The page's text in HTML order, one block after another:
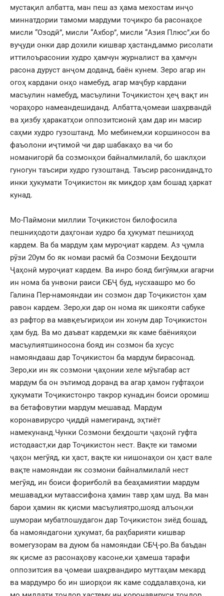
мустақил албатта, ман пеш аз ҳама мехостам инҷо
миннатдории тамоми мардуми тоҷикро ба расонаҳое
мисли “Озодӣ”, мисли “Ахбор”, мисли “Азия Плюс”,ки бо
вуҷуди онки дар дохили кишвар ҳастанд,аммо рисолати
иттилоърасонии худро ҳамчун журналист ва ҳамчун
расона дуруст анҷом доданд, баён кунем. Зеро агар ин
огоҳ кардани онҳо намебуд, агар маҷбур кардани
масъулин намебуд, масъулини Тоҷикистон ҳеҷ вақт ин
чораҳоро намеандешиданд. Албатта,ҷомеаи шаҳрвандӣ
ва ҳизбу ҳаракатҳои оппозитсионӣ ҳам дар ин масир
саҳми худро гузоштанд. Мо мебинем,ки коршиносон ва
фаъолони иҷтимоӣ чи дар шабакаҳо ва чи бо
номанигорӣ ба созмонҳои байналмилалӣ, бо шаклҳои
гуногун таъсири худро гузоштанд. Таъсир расониданд,то
инки ҳукумати Тоҷикистон як миқдор ҳам бошад ҳаркат
кунад.
Мо-Паймони миллии Тоҷикистон билофосила
пешниҳодоти даҳгонаи худро ба ҳукумат пешниҳод
кардем. Ва ба мардум ҳам муроҷиат кардем. Аз ҷумла
рӯзи 20ум бо як номаи расмӣ ба Созмони Беҳдошти
Ҷаҳонӣ муроҷиат кардем. Ва инро бояд бигӯям,ки агарчи
ин нома ба унвони раиси СБҶ буд, нусхаашро мо бо
Галина Пер-намояндаи ин созмон дар Тоҷикистон ҳам
равон кардем. Зеро,ки дар он нома як шикояти сабуке
аз рафтор ва мавқеъгириҳои ин хонум дар Тоҷикистон
ҳам буд. Ва мо даъват кардем,ки як каме баёнияҳои
масъулиятшиносона бояд ин созмон ба хусус
намояндааш дар Тоҷикистон ба мардум бирасонад.
Зеро,ки ин як созмони ҷаҳонии хеле мӯътабар аст
мардум ба он эътимод доранд ва агар ҳамон гуфтаҳои
ҳукумати Тоҷикистонро такрор кунад,ин боиси оромиш
ва бетафовутии мардум мешавад. Мардум
коронавирусро ҷиддӣ намегиранд, эҳтиёт
намекунанд.Чунки Созмони беҳдошти ҷаҳонӣ гуфта
истодааст,ки дар Тоҷикистон нест. Вақте ки тамоми
ҷаҳон мегӯяд, ки ҳаст, вақте ки нишонаҳои он ҳаст вале
вақте намояндаи як созмони байналмилалӣ нест
мегӯяд, ин боиси фориғболӣ ва беаҳамиятии мардум
мешавад,ки мутаассифона ҳамин тавр ҳам шуд. Ва ман
барои ҳамин як қисми масъулиятро,шояд алъон,ки
шумораи мубатлошудагон дар Тоҷикистон зиёд бошад,
ба намояндагони ҳукумат, ба раҳбарияти кишвар
вомегузорам ва дуюм ба намояндаи СБҶ-ро.Ва баъдан
як қисме аз расонаҳову касоне,ки ҳамеша тарафи
оппозитсия ва ҷомеаи шаҳрвандиро муттаҳам мекард
ва мардумро бо ин шиорҳои як каме соддалавҳона, ки